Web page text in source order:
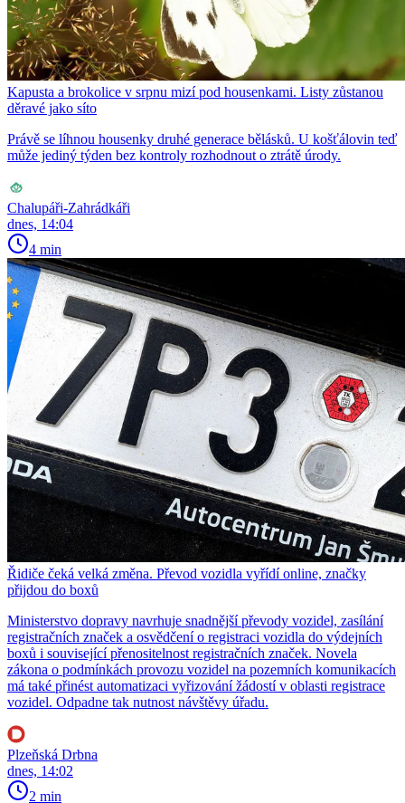
Kapusta a brokolice v srpnu mizí pod housenkami. Listy zůstanou
děravé jako síto
Právě se líhnou housenky druhé generace bělásků. U košťálovin teď
může jediný týden bez kontroly rozhodnout o ztrátě úrody.
Chalupáři-Zahrádkáři
dnes, 14:04
4 min
Řidiče čeká velká změna. Převod vozidla vyřídí online, značky
přijdou do boxů
Ministerstvo dopravy navrhuje snadnější převody vozidel, zasílání
registračních značek a osvědčení o registraci vozidla do výdejních
boxů i související přenositelnost registračních značek. Novela
zákona o podmínkách provozu vozidel na pozemních komunikacích
má také přinést automatizaci vyřizování žádostí v oblasti registrace
vozidel. Odpadne tak nutnost návštěvy úřadu.
Plzeňská Drbna
dnes, 14:02
2 min